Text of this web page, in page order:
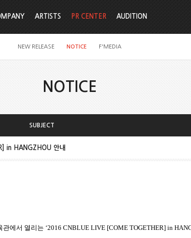
ARTISTS PR CENTER
NEW RELEASE NOTICE F'MEDIA
AUDITION
NOTICE
SUBJECT
in HANGZHOU 안내
관에서 열리는 ‘2016 CNBLUE LIVE [COME TOGETHER] in